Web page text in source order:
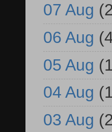
07 Aug
06 Aug
05 Aug
04 Aug
03 Aug